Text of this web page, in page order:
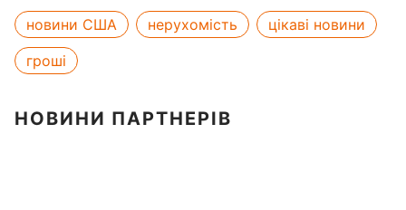
новини США нерухомість
цікаві новини
гроші
НОВИНИ ПАРТНЕРІВ